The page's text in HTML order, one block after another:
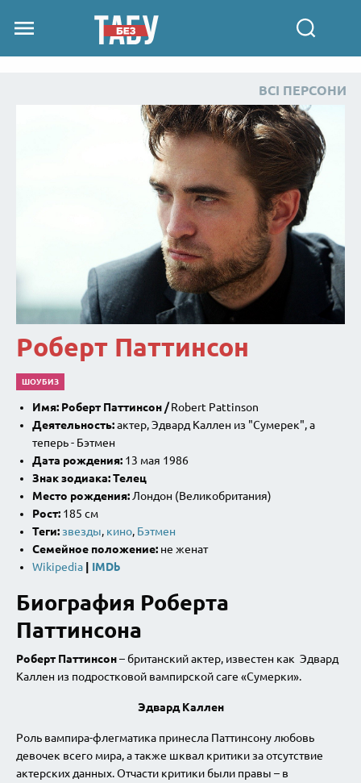
ВСІ ПЕРСОНИ
Роберт Паттинсон
ШОУБИЗ
Имя: Роберт Паттинсон /Robert Pattinson
Деятельность:актер, Эдвард Каллен из "Сумерек", а
теперь - Бэтмен
Дата рождения: 13 мая 1986
Знакзодиака: Телец
Место рождения: Лондон (Великобритания)
Рост: 185 см
Теги: звезды, кино, Бэтмен
Семейное положение: не женат
Wikipedia
IMDb
Биография Роберта
Паттинсона
Роберт Паттинсон– британский актер, известен как Эдвард
Каллен из подростковой вампирской саге «Сумерки».
Эдвард Каллен
Роль вампира-флегматика принесла Паттинсону любовь
девочек всего мира, а также шквал критики за отсутствие
актерских данных. Отчасти критики были правы – в